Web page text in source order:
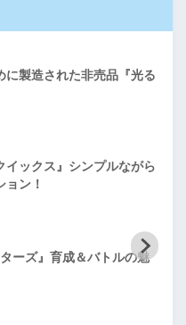
に製造された非売品『光る
イックス』シンプルながら
ョン！
ーズ』育成＆バトルの魅